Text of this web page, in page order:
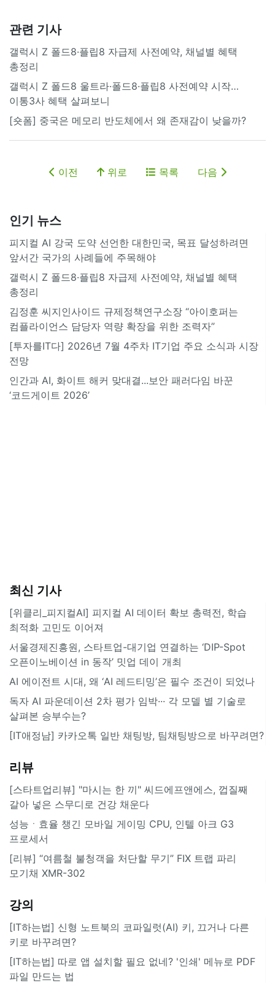
관련 기사
갤럭시 Z 폴드8·플립8 자급제 사전예약, 채널별 혜택
총정리
갤럭시 Z 폴드8 울트라·폴드8·플립8 사전예약 시작…
이통3사 혜택 살펴보니
[숏폼] 중국은 메모리 반도체에서 왜 존재감이 낮을까?
이전 위로 목록 다음
인기 뉴스
피지컬 AI 강국 도약 선언한 대한민국, 목표 달성하려면
앞서간 국가의 사례들에 주목해야
갤럭시 Z 폴드8·플립8 자급제 사전예약, 채널별 혜택
총정리
김정훈 씨지인사이드 규제정책연구소장 “아이호퍼는
컴플라이언스 담당자 역량 확장을 위한 조력자”
[투자를IT다] 2026년 7월 4주차 IT기업 주요 소식과 시장
전망
인간과 AI, 화이트 해커 맞대결...보안 패러다임 바꾼
‘코드게이트 2026’
최신 기사
[위클리_피지컬AI] 피지컬 AI 데이터 확보 총력전, 학습
최적화 고민도 이어져
서울경제진흥원, 스타트업-대기업 연결하는 ‘DIP-Spot
오픈이노베이션 in 동작’ 밋업 데이 개최
AI 에이전트 시대, 왜 ‘AI 레드티밍’은 필수 조건이 되었나
독자 AI 파운데이션 2차 평가 임박··· 각 모델 별 기술로
살펴본 승부수는?
[IT애정남] 카카오톡 일반 채팅방, 팀채팅방으로 바꾸려면?
리뷰
[스타트업리뷰] "마시는 한 끼" 씨드에프앤에스, 껍질째
갈아 넣은 스무디로 건강 채운다
성능ㆍ효율 챙긴 모바일 게이밍 CPU, 인텔 아크 G3
프로세서
[리뷰] “여름철 불청객을 처단할 무기” FIX 트랩 파리
모기채 XMR-302
강의
[IT하는법] 신형 노트북의 코파일럿(AI) 키, 끄거나 다른
키로 바꾸려면?
[IT하는법] 따로 앱 설치할 필요 없네? '인쇄' 메뉴로 PDF
파일 만드는 법